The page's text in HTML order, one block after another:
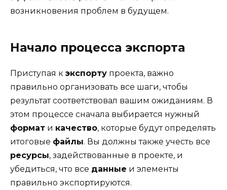
возникновения проблем в будущем.
Начало процесса экспорта
Приступая к экспорту проекта, важно
правильно организовать все шаги, чтобы
результат соответствовал вашим ожиданиям. В
этом процессе сначала выбирается нужный
формат и качество, которые будут определять
итоговые файлы. Вы должны также учесть все
ресурсы, задействованные в проекте, и
убедиться, что все данные и элементы
правильно экспортируются.